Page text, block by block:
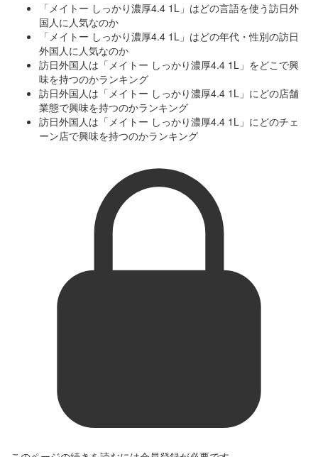
「メイトー しっかり濃厚4.4 1L」はどの言語を使う訪日外
国人に人気なのか
「メイトー しっかり濃厚4.4 1L」はどの年代・性別の訪日
外国人に人気なのか
訪日外国人は「メイトー しっかり濃厚4.4 1L」をどこで興
味を持つのかランキング
訪日外国人は「メイトー しっかり濃厚4.4 1L」にどの店舗
業態で興味を持つのかランキング
訪日外国人は「メイトー しっかり濃厚4.4 1L」にどのチェ
ーン店で興味を持つのかランキング